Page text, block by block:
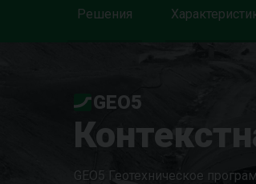
Решения
GEO5
GEO5 Геотехническое